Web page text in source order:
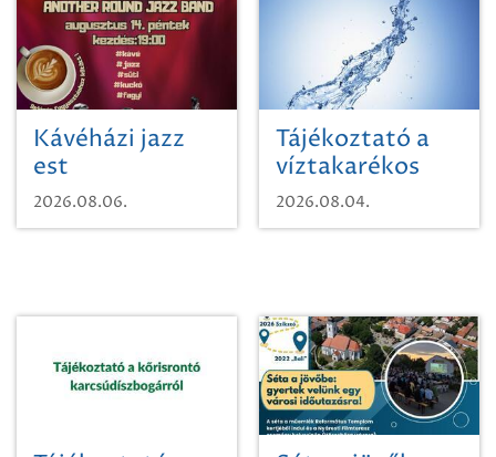
Kávéházi jazz
est
2026.08.06.
Tájékoztató a
víztakarékos
vízhasználatról
2026.08.04.